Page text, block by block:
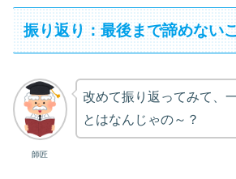
振り返り：最後まで諦めない
師匠
改めて振り返ってみて、
とはなんじゃの～？